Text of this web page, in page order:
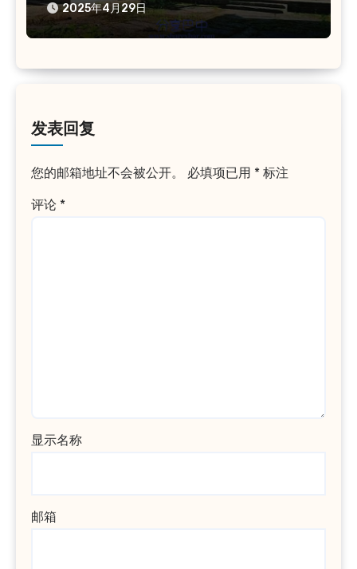
2025年4月29日
发表回复
您的邮箱地址不会被公开。 必填项已用 * 标注
评论 *
显示名称
邮箱